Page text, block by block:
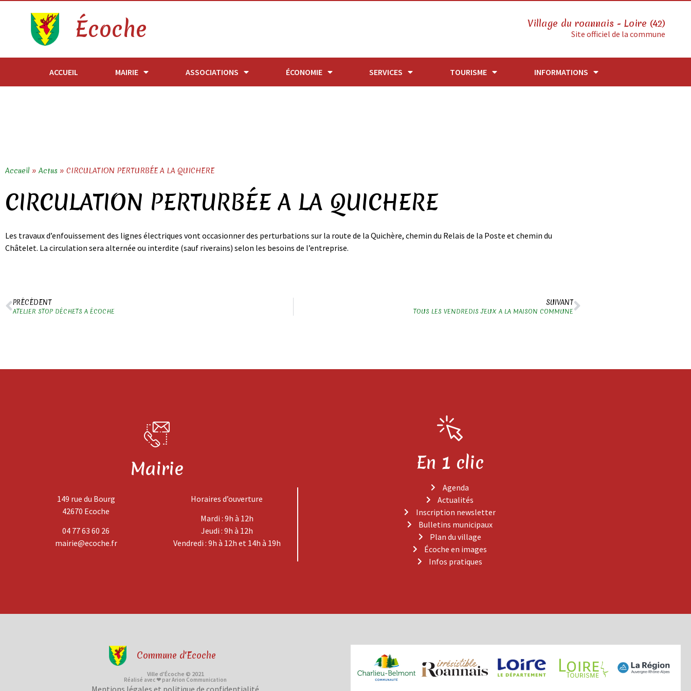
Écoche Village du roannais - Loire (42)
Site officiel de la commune
ACCUEIL MAIRIE ASSOCIATIONS ÉCONOMIE SERVICES TOURISME INFORMATIONS
Accueil » Actus » CIRCULATION PERTURBÉE A LA QUICHERE
CIRCULATION PERTURBÉE A LA QUICHERE
Les travaux d’enfouissement des lignes électriques vont occasionner des perturbations sur la route de la Quichère, chemin du Relais de la Poste et chemin du
Châtelet. La circulation sera alternée ou interdite (sauf riverains) selon les besoins de l’entreprise.
PRÉCÉDENT
ATELIER STOP DÉCHETS A ÉCOCHE
SUIVANT
TOUS LES VENDREDIS JEUX A LA MAISON COMMUNE
Mairie
149 rue du Bourg
42670 Ecoche
04 77 63 60 26
mairie@ecoche.fr
Horaires d’ouverture
Mardi : 9h à 12h
Jeudi : 9h à 12h
Vendredi : 9h à 12h et 14h à 19h
En 1 clic
Agenda
Actualités
Inscription newsletter
Bulletins municipaux
Plan du village
Écoche en images
Infos pratiques
Commune d'Ecoche
Ville d'Écoche © 2021
Réalisé avec ❤ par Arion Communication